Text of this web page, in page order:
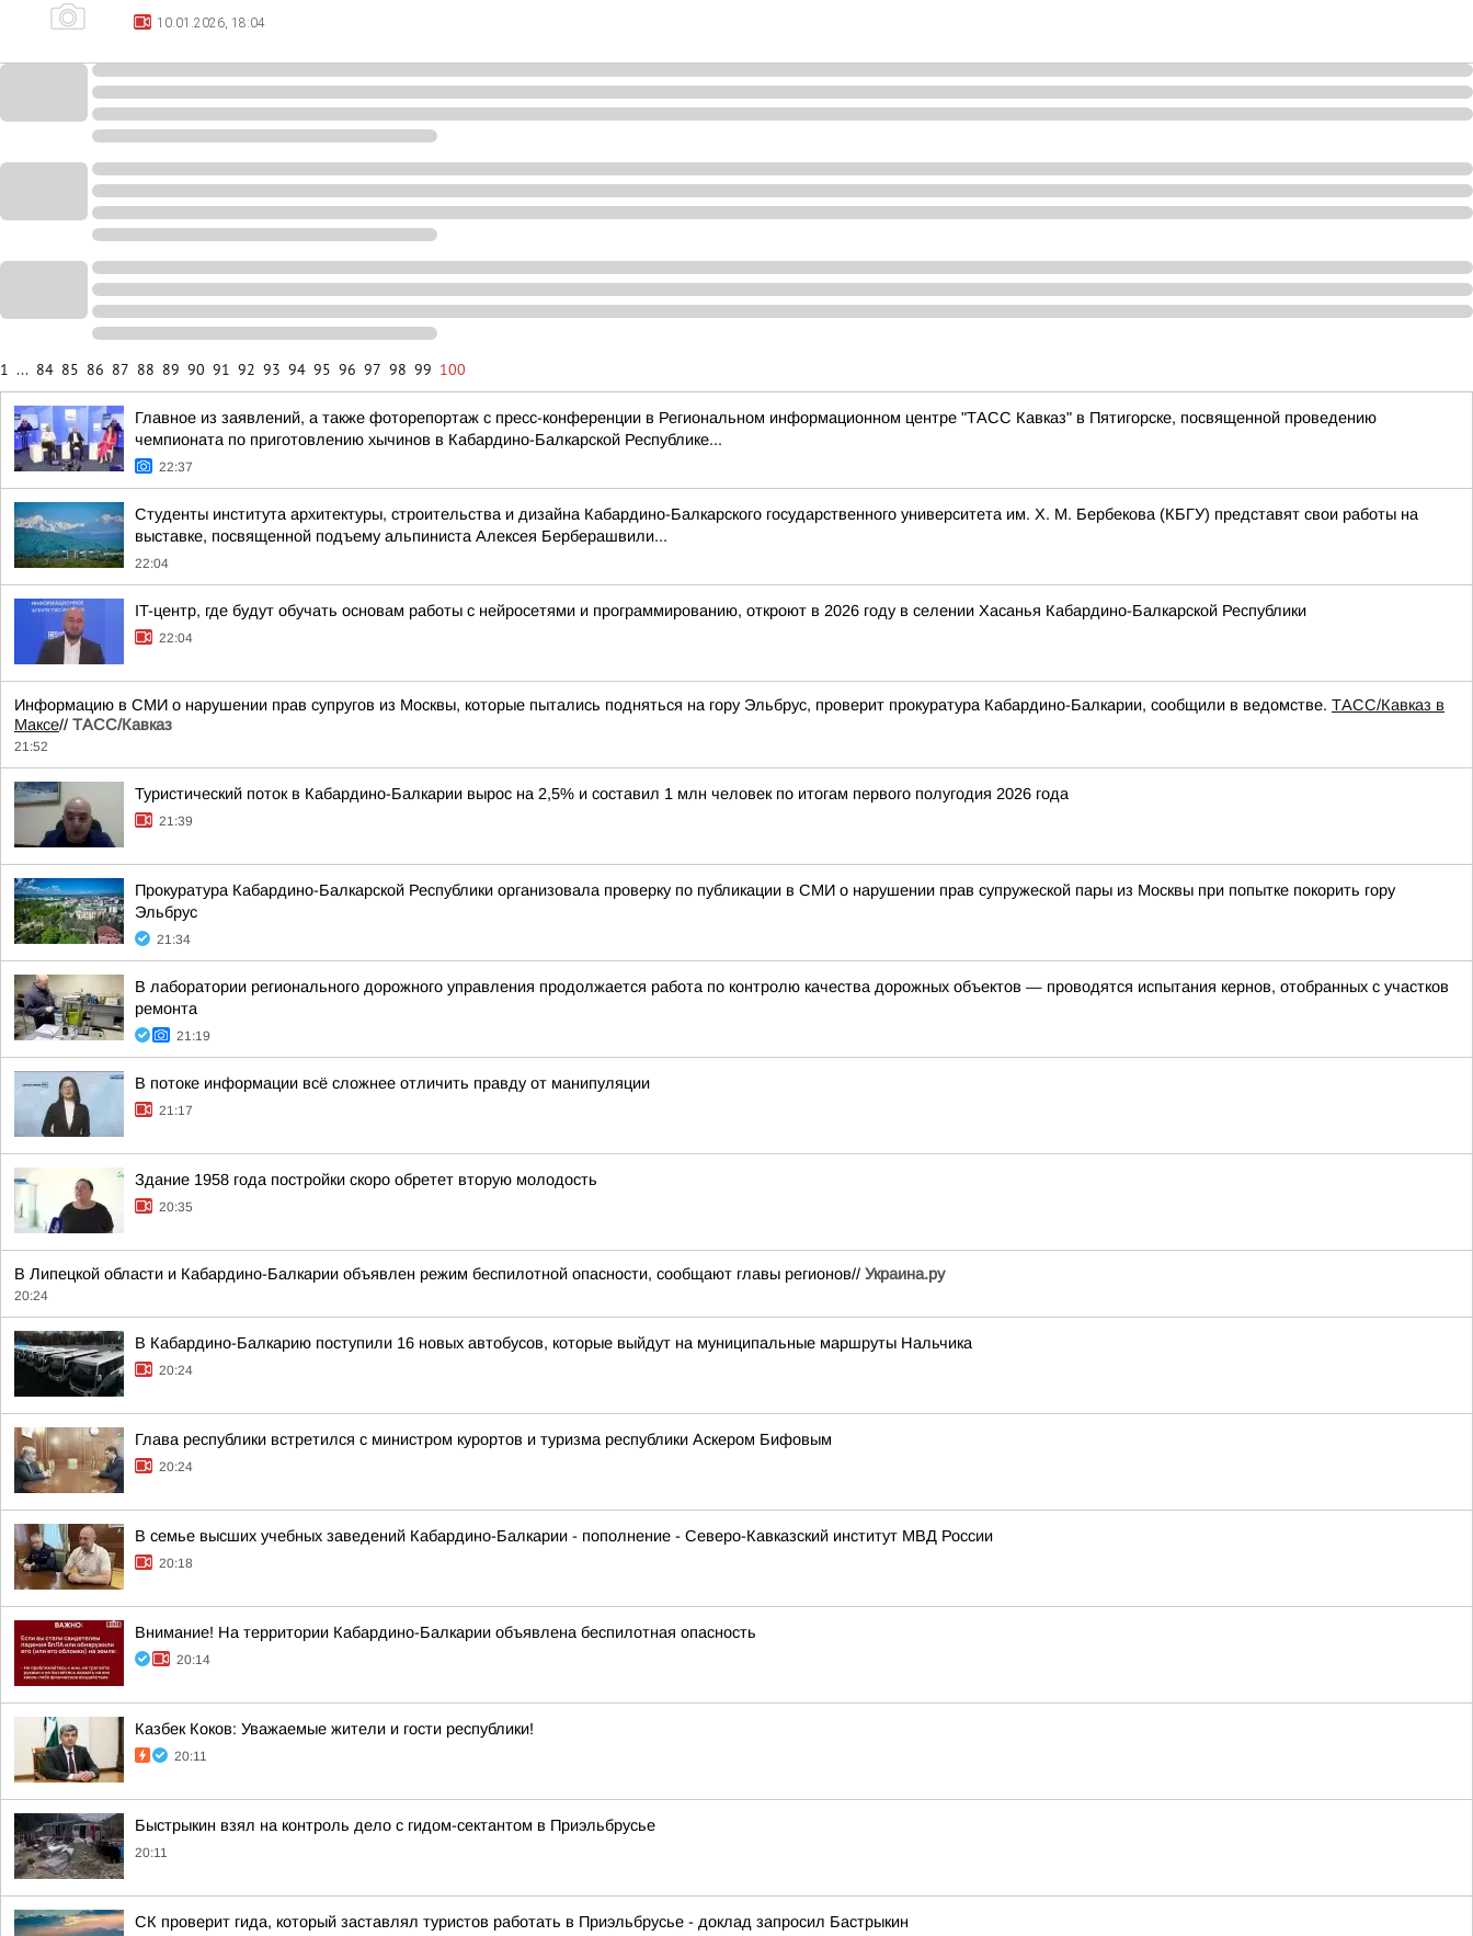
10.01.2026, 18:04
1 ... 84 85 86 87 88 89 90 91 92 93 94 95 96 97 98 99 100
Главное из заявлений, а также фоторепортаж с пресс-конференции в Региональном информационном центре "ТАСС Кавказ" в Пятигорске, посвященной проведению
чемпионата по приготовлению хычинов в Кабардино-Балкарской Республике...
22:37
Студенты института архитектуры, строительства и дизайна Кабардино-Балкарского государственного университета им. Х. М. Бербекова (КБГУ) представят свои работы на
выставке, посвященной подъему альпиниста Алексея Берберашвили...
22:04
IT-центр, где будут обучать основам работы с нейросетями и программированию, откроют в 2026 году в селении Хасанья Кабардино-Балкарской Республики
22:04
Информацию в СМИ о нарушении прав супругов из Москвы, которые пытались подняться на гору Эльбрус, проверит прокуратура Кабардино-Балкарии, сообщили в ведомстве. ТАСС/Кавказ в
Максе// ТАСС/Кавказ
21:52
Туристический поток в Кабардино-Балкарии вырос на 2,5% и составил 1 млн человек по итогам первого полугодия 2026 года
21:39
Прокуратура Кабардино-Балкарской Республики организовала проверку по публикации в СМИ о нарушении прав супружеской пары из Москвы при попытке покорить гору
Эльбрус
21:34
В лаборатории регионального дорожного управления продолжается работа по контролю качества дорожных объектов — проводятся испытания кернов, отобранных с участков
ремонта
21:19
В потоке информации всё сложнее отличить правду от манипуляции
21:17
Здание 1958 года постройки скоро обретет вторую молодость
20:35
В Липецкой области и Кабардино-Балкарии объявлен режим беспилотной опасности, сообщают главы регионов// Украина.ру
20:24
В Кабардино-Балкарию поступили 16 новых автобусов, которые выйдут на муниципальные маршруты Нальчика
20:24
Глава республики встретился с министром курортов и туризма республики Аскером Бифовым
20:24
В семье высших учебных заведений Кабардино-Балкарии - пополнение - Северо-Кавказский институт МВД России
20:18
Внимание! На территории Кабардино-Балкарии объявлена беспилотная опасность
20:14
Казбек Коков: Уважаемые жители и гости республики!
20:11
Быстрыкин взял на контроль дело с гидом-сектантом в Приэльбрусье
20:11
СК проверит гида, который заставлял туристов работать в Приэльбрусье - доклад запросил Бастрыкин